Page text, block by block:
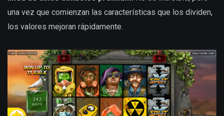
una vez que comienzan las características que los dividen,
los valores mejoran rápidamente.